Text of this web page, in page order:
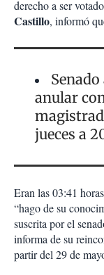
derecho a ser
Castillo, informó
anular
jueces a
Eran las 03:41
“hago de su
suscrita por el
informa de su
partir del 29 de